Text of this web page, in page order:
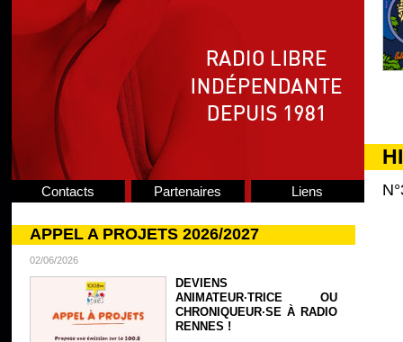
Contacts Partenaires Liens
APPEL A PROJETS 2026/2027
02/06/2026
DEVIENS
ANIMATEUR·TRICE OU
CHRONIQUEUR·SE À RADIO
RENNES !